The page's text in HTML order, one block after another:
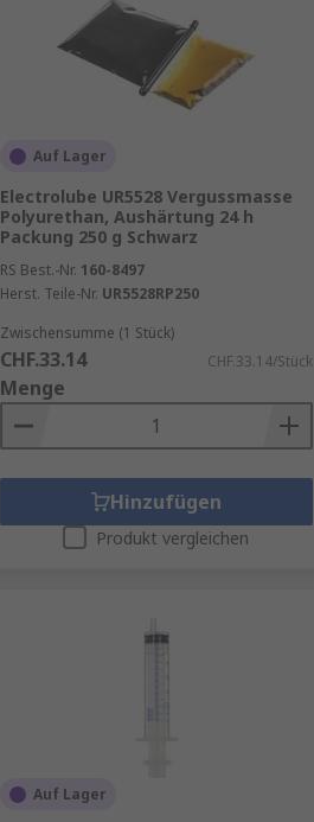
Auf Lager
Electrolube UR5528 Vergussmasse
Polyurethan, Aushärtung 24 h
Packung 250 g Schwarz
RS Best.-Nr. 160-8497
Herst. Teile-Nr. UR5528RP250
Zwischensumme (1 Stück)
CHF.33.14 CHF.33.14/Stück
Menge
Hinzufügen
Produkt vergleichen
Auf Lager